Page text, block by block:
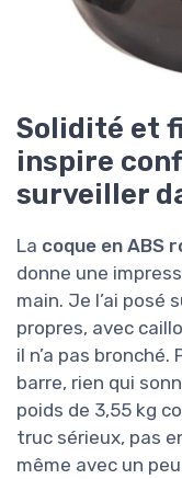
Solidité et
inspire
surveiller
La coque en ABS
donne une
main. Je l’ai posé
propres, avec
il n’a pas bronché.
barre, rien qui
poids de 3,55 kg
truc sérieux, pas
même avec un